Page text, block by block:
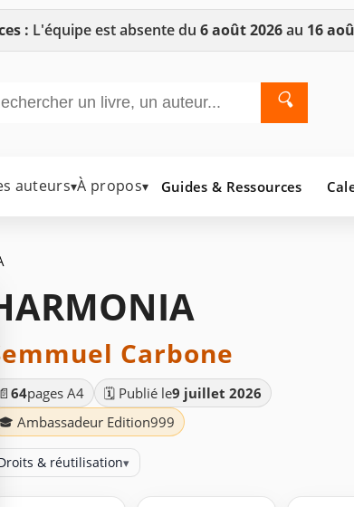
: L'équipe est absente du 6 août 2026au 16
🔍
auteurs▾À propos▾ Guides & Ressources
Carbone
📄 64pages A4 🗓️ Publié le9 juillet 2026
Ambassadeur Edition999
& réutilisation▾